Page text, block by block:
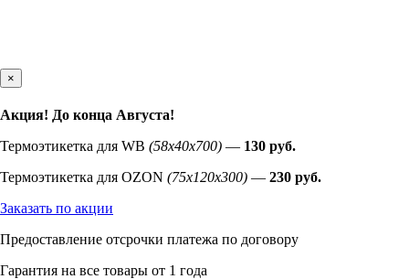
×
Акция! До конца Августа!
Термоэтикетка для WB (58х40х700) — 130 руб.
Термоэтикетка для OZON (75х120х300) — 230 руб.
Заказать по акции
Предоставление отсрочки платежа по договору
Гарантия на все товары от 1 года